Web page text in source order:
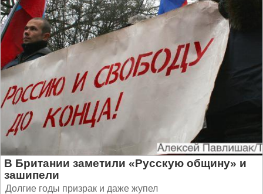
В Британии заметили «Русскую общину» и
зашипели
Долгие годы призрак и даже жупел